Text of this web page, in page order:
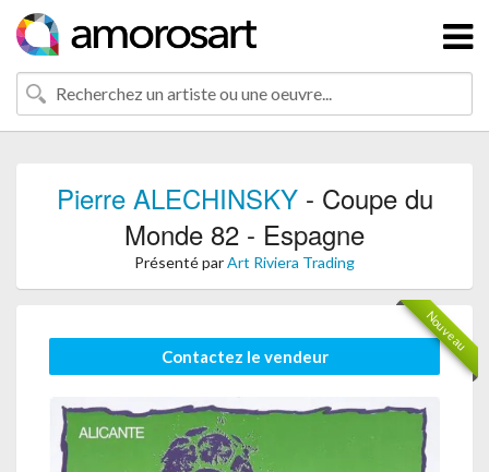
Pierre ALECHINSKY- Coupe du
Monde 82 - Espagne
Présenté parArt Riviera Trading
Nouveau
Contactez le vendeur